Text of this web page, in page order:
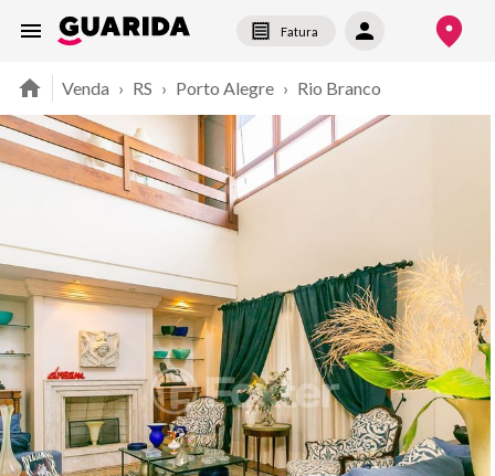
Fatura
Venda › RS › Porto Alegre › Rio Branco